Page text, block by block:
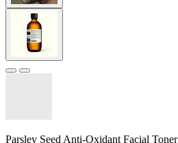
Parsley Seed Anti-Oxidant Facial Toner